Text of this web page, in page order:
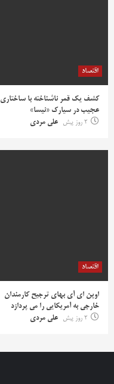
اقتصاد
کشف یک قمر ناشناخته با ساختاری
عجیب در سیارک «نیسا»
2 روز پیش
علی مردی
اقتصاد
اوپن ای آی بهای ترجیح کارمندان
خارجی به آمریکایی را می پردازد
2 روز پیش
علی مردی